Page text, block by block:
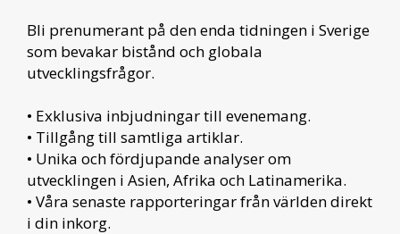
Bli prenumerant på den enda tidningen i Sverige
som bevakar bistånd och globala
utvecklingsfrågor.
• Exklusiva inbjudningar till evenemang.
• Tillgång till samtliga artiklar.
• Unika och fördjupande analyser om
utvecklingen i Asien, Afrika och Latinamerika.
• Våra senaste rapporteringar från världen direkt
i din inkorg.